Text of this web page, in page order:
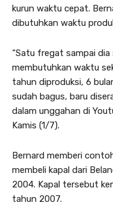
kurun waktu cepat.
dibutuhkan waktu
“Satu fregat sampai
membutuhkan waktu
tahun diproduksi, 6
sudah bagus, baru
dalam unggahan di
Kamis (1/7).
Bernard memberi
membeli kapal dari
2004. Kapal tersebut
tahun 2007.